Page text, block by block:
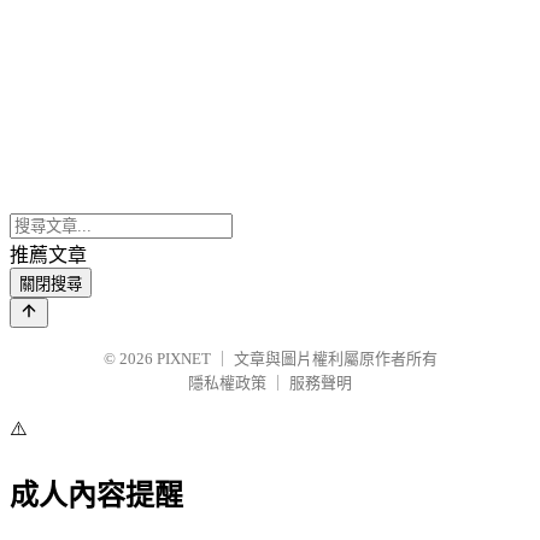
推薦文章
關閉搜尋
© 2026 PIXNET
文章與圖片權利屬原作者所有
隱私權政策
服務聲明
⚠️
成人內容提醒